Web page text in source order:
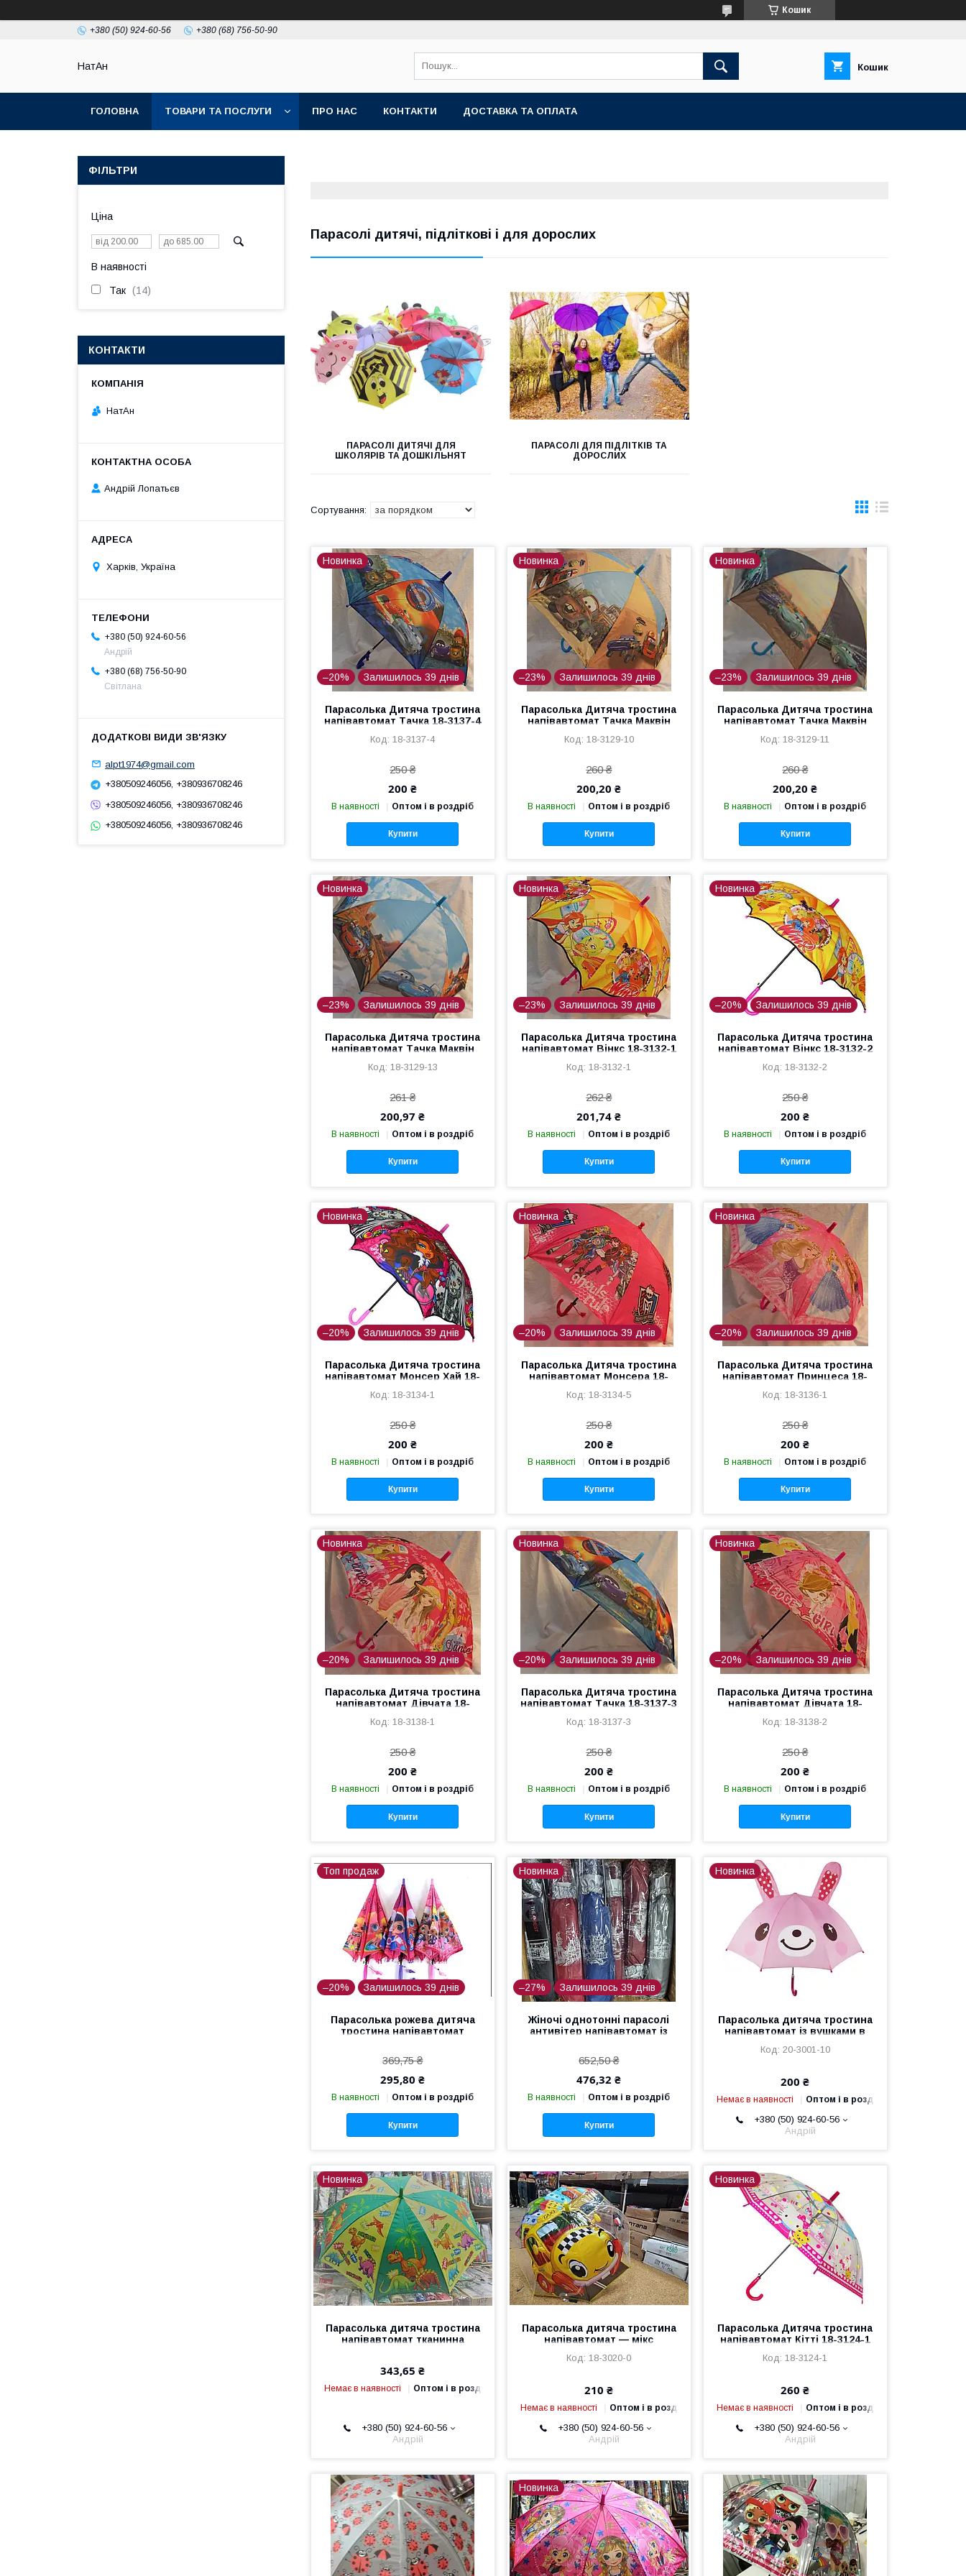
Кошик
+380 (50) 924-60-56 +380 (68) 756-50-90
НатАн Кошик
ГОЛОВНА ТОВАРИ ТА ПОСЛУГИ ПРО НАС КОНТАКТИ ДОСТАВКА ТА ОПЛАТА
Парасолі дитячі, підліткові і для дорослих
ПАРАСОЛІ ДИТЯЧІ ДЛЯ
ШКОЛЯРІВ ТА ДОШКІЛЬНЯТ
ПАРАСОЛІ ДЛЯ ПІДЛІТКІВ ТА
ДОРОСЛИХ
Новинка
–20% Залишилось 39 днів
Парасолька Дитяча тростина
напівавтомат Тачка 18-3137-4
18-3137-4
250 ₴
200 ₴
В наявності Оптом і в роздріб
Купити
Новинка
–23% Залишилось 39 днів
Парасолька Дитяча тростина
напівавтомат Тачка Маквін
18-3129-10
260 ₴
200,20 ₴
В наявності Оптом і в роздріб
Купити
Новинка
–23% Залишилось 39 днів
Парасолька Дитяча тростина
напівавтомат Тачка Маквін
18-3129-11
260 ₴
200,20 ₴
В наявності Оптом і в роздріб
Купити
Новинка
–23% Залишилось 39 днів
Парасолька Дитяча тростина
напівавтомат Тачка Маквін
18-3129-13
261 ₴
200,97 ₴
В наявності Оптом і в роздріб
Купити
Новинка
–23% Залишилось 39 днів
Парасолька Дитяча тростина
напівавтомат Вінкс 18-3132-1
18-3132-1
262 ₴
201,74 ₴
В наявності Оптом і в роздріб
Купити
Новинка
–20% Залишилось 39 днів
Парасолька Дитяча тростина
напівавтомат Вінкс 18-3132-2
18-3132-2
250 ₴
200 ₴
В наявності Оптом і в роздріб
Купити
Новинка
–20% Залишилось 39 днів
Парасолька Дитяча тростина
напівавтомат Монсер Хай 18-
18-3134-1
250 ₴
200 ₴
В наявності Оптом і в роздріб
Купити
Новинка
–20% Залишилось 39 днів
Парасолька Дитяча тростина
напівавтомат Монсера 18-
18-3134-5
250 ₴
200 ₴
В наявності Оптом і в роздріб
Купити
Новинка
–20% Залишилось 39 днів
Парасолька Дитяча тростина
напівавтомат Принцеса 18-
18-3136-1
250 ₴
200 ₴
В наявності Оптом і в роздріб
Купити
Новинка
–20% Залишилось 39 днів
Парасолька Дитяча тростина
напівавтомат Дівчата 18-
18-3138-1
250 ₴
200 ₴
В наявності Оптом і в роздріб
Купити
Новинка
–20% Залишилось 39 днів
Парасолька Дитяча тростина
напівавтомат Тачка 18-3137-3
18-3137-3
250 ₴
200 ₴
В наявності Оптом і в роздріб
Купити
Новинка
–20% Залишилось 39 днів
Парасолька Дитяча тростина
напівавтомат Дівчата 18-
18-3138-2
250 ₴
200 ₴
В наявності Оптом і в роздріб
Купити
Топ продаж
–20% Залишилось 39 днів
Парасолька рожева дитяча
тростина напівавтомат
369,75 ₴
295,80 ₴
В наявності Оптом і в роздріб
Купити
Новинка
–27% Залишилось 39 днів
Жіночі однотонні парасолі
антивітер напівавтомат із
652,50 ₴
476,32 ₴
В наявності Оптом і в роздріб
Купити
Новинка
Парасолька дитяча тростина
напівавтомат із вушками в
20-3001-10
200 ₴
Немає в наявності Оптом і в роздріб
+380 (50) 924-60-56
Андрій
Новинка
Парасолька дитяча тростина
напівавтомат тканинна
343,65 ₴
Немає в наявності Оптом і в роздріб
+380 (50) 924-60-56
Андрій
Парасолька дитяча тростина
напівавтомат — мікс
18-3020-0
210 ₴
Немає в наявності Оптом і в роздріб
+380 (50) 924-60-56
Андрій
Новинка
Парасолька Дитяча тростина
напівавтомат Кітті 18-3124-1
18-3124-1
260 ₴
Немає в наявності Оптом і в роздріб
+380 (50) 924-60-56
Андрій
Новинка
ФІЛЬТРИ
Ціна
В наявності
Так 14
КОНТАКТИ
НатАн
Андрій Лопатьєв
Харків, Україна
+380 (50) 924-60-56
Андрій
+380 (68) 756-50-90
Світлана
alpt1974@gmail.com
+380509246056, +380936708246
+380509246056, +380936708246
+380509246056, +380936708246